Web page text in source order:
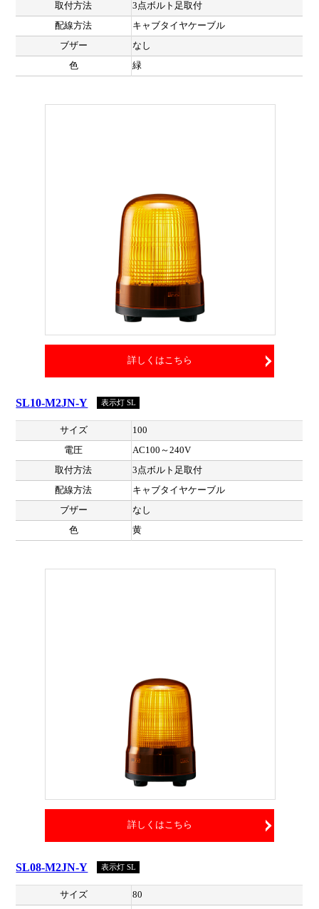
取付方法
3点ボルト足取付
配線方法
キャブタイヤケーブル
ブザー
なし
色
緑
詳しくはこちら
SL10-M2JN-Y 表示灯 SL
サイズ
100
電圧
AC100～240V
取付方法
3点ボルト足取付
配線方法
キャブタイヤケーブル
ブザー
なし
色
黄
詳しくはこちら
SL08-M2JN-Y 表示灯 SL
サイズ
80